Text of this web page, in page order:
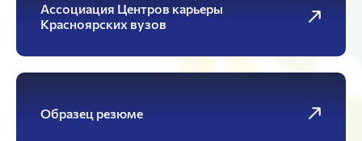
Ассоциация Центров карьеры
Красноярских вузов
Образец резюме